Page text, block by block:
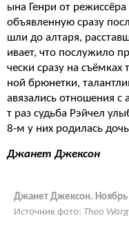
ына Генри от
объявленную сразу
шли до алтаря,
ивает, что послужило
чески сразу на
ной брюнетки,
авязались отношения
т раз судьба Рэйчел
8-м у них родилась
Джанет Джексон
Джанет Джексон. Ноябрь
Источник фото: Theo